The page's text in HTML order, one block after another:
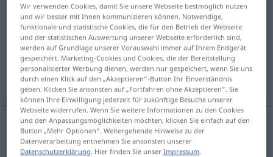
klistret [-ð]
Übersicht aller Übersetzungen
(Für mehr Details die Übersetzung anklicken/antippen)
klebrig, pappig
klebrig klistret
Wir verwenden Cookies, damit Sie unsere Webseite bestmöglich nutzen
und wir besser mit Ihnen kommunizieren können. Notwendige,
funktionale und statistische Cookies, die für den Betrieb der Webseite
und der statistischen Auswertung unserer Webseite erforderlich sind,
werden auf Grundlage unserer Vorauswahl immer auf Ihrem Endgerät
gespeichert. Marketing-Cookies und Cookies, die der Bereitstellung
personalisierter Werbung dienen, werden nur gespeichert, wenn Sie uns
durch einen Klick auf den „Akzeptieren“-Button Ihr Einverständnis
geben. Klicken Sie ansonsten auf „Fortfahren ohne Akzeptieren“. Sie
können Ihre Einwilligung jederzeit für zukünftige Besuche unserer
Webseite widerrufen. Wenn Sie weitere Informationen zu den Cookies
und den Anpassungsmöglichkeiten möchten, klicken Sie einfach auf den
Button „Mehr Optionen“. Weitergehende Hinweise zu der
Datenverarbeitung entnehmen Sie ansonsten unserer
Datenschutzerklärung. Hier finden Sie unserImpressum.